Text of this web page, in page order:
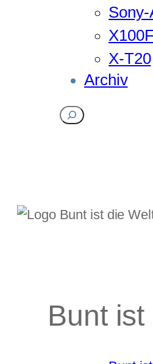
Sony-
X100F
X-T20
Archiv
Suchen
Bunt